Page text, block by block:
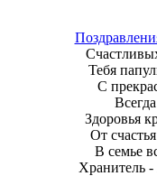
Тебя
С
Здоровья
От
В семье
Хранитель -